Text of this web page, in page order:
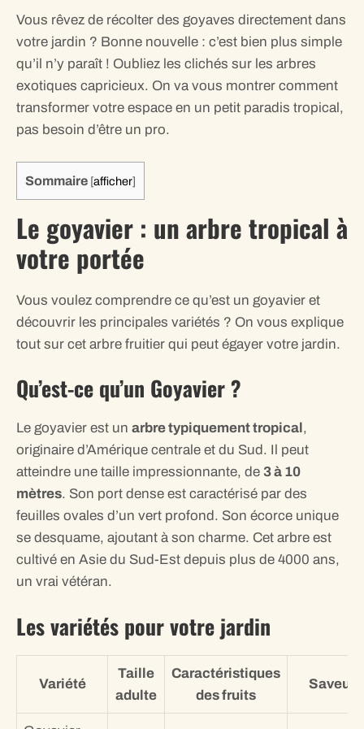
Vous rêvez de récolter des goyaves directement dans
votre jardin ? Bonne nouvelle : c’est bien plus simple
qu’il n’y paraît ! Oubliez les clichés sur les arbres
exotiques capricieux. On va vous montrer comment
transformer votre espace en un petit paradis tropical,
pas besoin d’être un pro.
Sommaire [afficher]
Le goyavier : un arbre tropical à
votre portée
Vous voulez comprendre ce qu’est un goyavier et
découvrir les principales variétés ? On vous explique
tout sur cet arbre fruitier qui peut égayer votre jardin.
Qu’est-ce qu’un Goyavier ?
Le goyavier est un arbre typiquement tropical,
originaire d’Amérique centrale et du Sud. Il peut
atteindre une taille impressionnante, de 3 à 10
mètres. Son port dense est caractérisé par des
feuilles ovales d’un vert profond. Son écorce unique
se desquame, ajoutant à son charme. Cet arbre est
cultivé en Asie du Sud-Est depuis plus de 4000 ans,
un vrai vétéran.
Les variétés pour votre jardin
Variété
Taille
adulte
Caractéristiques
des fruits
Saveur